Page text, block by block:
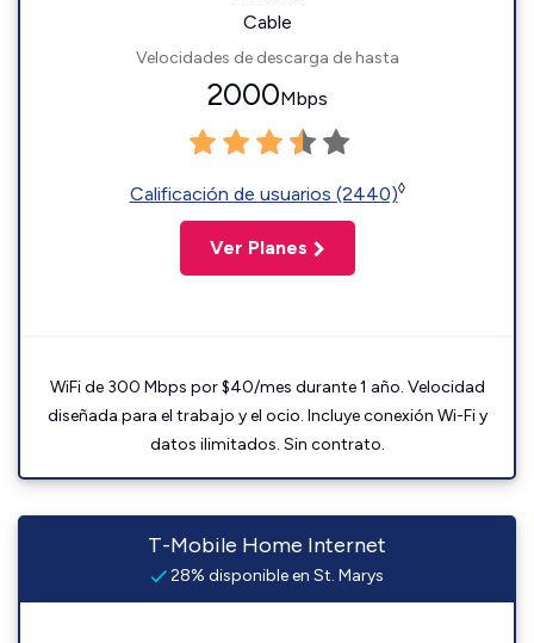
Cable
Velocidades de descarga de hasta
2000Mbps
Calificación de usuarios (2440)◊
Ver Planes
WiFi de 300 Mbps por $40/mes durante 1 año. Velocidad
diseñada para el trabajo y el ocio. Incluye conexión Wi-Fi y
datos ilimitados. Sin contrato.
T-Mobile Home Internet
28% disponible en St. Marys